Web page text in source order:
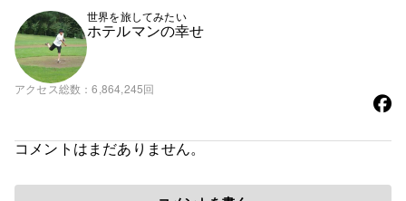
世界を旅してみたい
ホテルマンの幸せ
アクセス総数 6,864,245回
コメントはまだありません。